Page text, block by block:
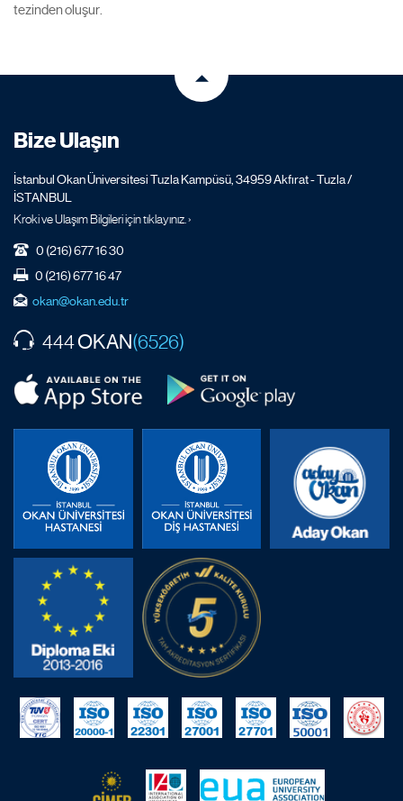
tezinden oluşur.
Bize Ulaşın
İstanbul Okan Üniversitesi Tuzla Kampüsü, 34959 Akfırat - Tuzla /
İSTANBUL
Kroki ve Ulaşım Bilgileri için tıklayınız. ›
0 (216) 677 16 30
0 (216) 677 16 47
okan@okan.edu.tr
444OKAN(6526)